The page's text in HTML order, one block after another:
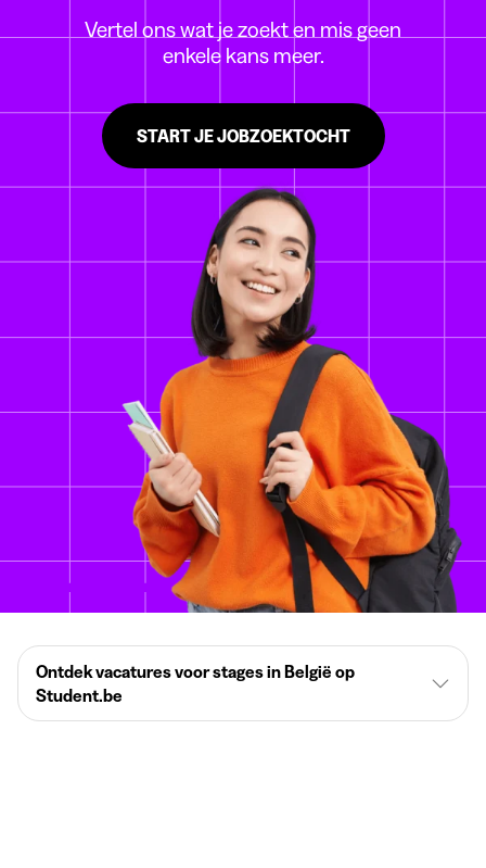
Vertel ons wat je zoekt en mis geen
enkele kans meer.
START JE JOBZOEKTOCHT
Ontdek vacatures voor stages in België op
Student.be